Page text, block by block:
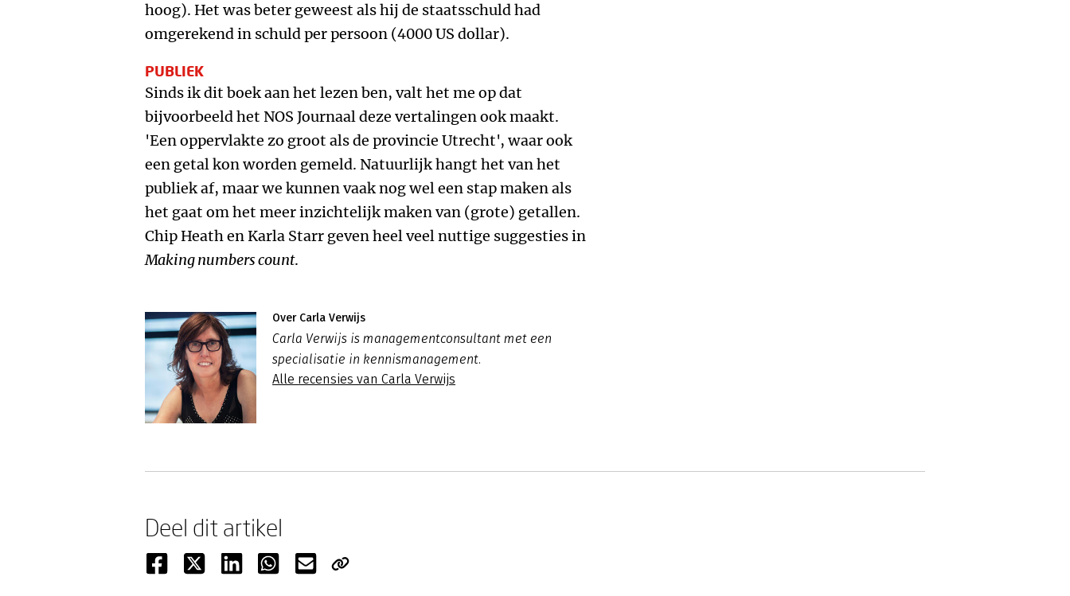
hoog). Het was beter geweest als hij de staatsschuld had
omgerekend in schuld per persoon (4000 US dollar).
PUBLIEK
Sinds ik dit boek aan het lezen ben, valt het me op dat
bijvoorbeeld het NOS Journaal deze vertalingen ook maakt.
'Een oppervlakte zo groot als de provincie Utrecht', waar ook
een getal kon worden gemeld. Natuurlijk hangt het van het
publiek af, maar we kunnen vaak nog wel een stap maken als
het gaat om het meer inzichtelijk maken van (grote) getallen.
Chip Heath en Karla Starr geven heel veel nuttige suggesties in
Making numbers count.
Over Carla Verwijs
Carla Verwijs is managementconsultant met een
specialisatie in kennismanagement.
Alle recensies van Carla Verwijs
Deel dit artikel